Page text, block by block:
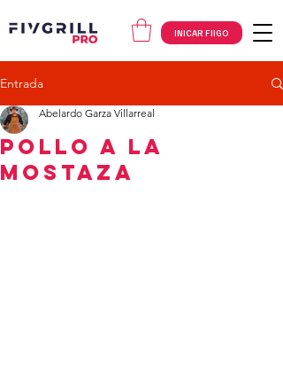
INICAR FIIGO
Entrada
Pollo a la
Mostaza
Abelardo Garza Villarreal